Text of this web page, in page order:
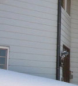
お土産・レンタル
アクセス